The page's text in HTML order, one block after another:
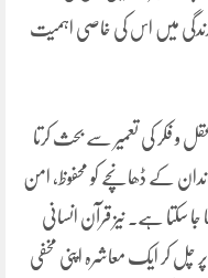
زندگی میں اس کی خاصی اہمیت
و فکر کی تعمیر سے بحث کرتا
کے ڈھانچے کو محفوظ، امن
سکتا ہے۔ نیز قرآن انسانی
چل کر ایک معاشرہ اپنی مخفی